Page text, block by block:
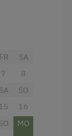
FR
7
SA
8
SA
SO
16
MO